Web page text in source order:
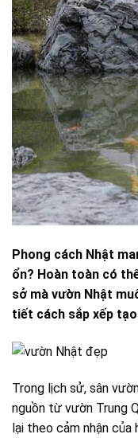
Phong cách Nhật
ổn? Hoàn toàn có
sở mà vườn Nhật
tiết cách sắp xếp
Trong lịch sử, sân
nguồn từ vườn Trung
lại theo cảm nhận